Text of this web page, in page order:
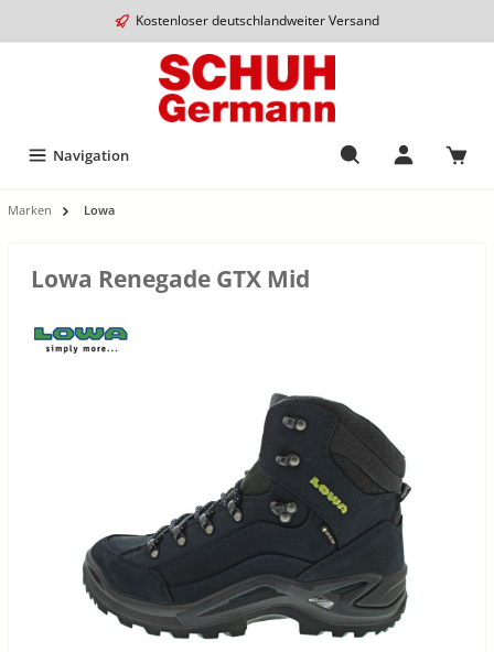
Kostenloser deutschlandweiter Versand
Navigation
Marken Lowa
Lowa Renegade GTX Mid